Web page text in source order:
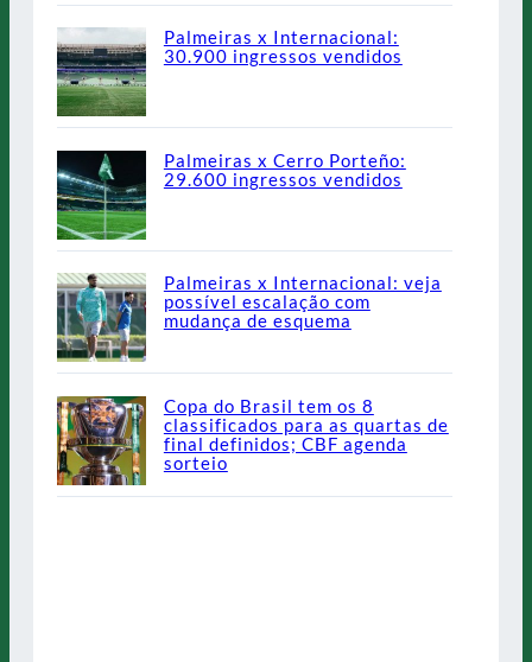
Palmeiras x Internacional:
30.900 ingressos vendidos
Palmeiras x Cerro Porteño:
29.600 ingressos vendidos
Palmeiras x Internacional: veja
possível escalação com
mudança de esquema
Copa do Brasil tem os 8
classificados para as quartas de
final definidos; CBF agenda
sorteio